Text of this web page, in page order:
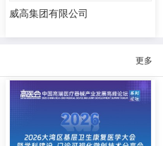
威高集团有限公司
更多